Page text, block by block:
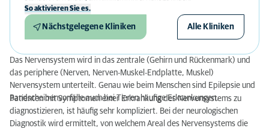
So aktivieren Sie es.
Nächstgelegene Kliniken Alle Kliniken
Das Nervensystem wird in das zentrale (Gehirn und Rückenmark) und
das periphere (Nerven, Nerven-Muskel-Endplatte, Muskel)
Nervensystem unterteilt. Genau wie beim Menschen sind Epilepsie und
Bandscheibenvorfälle auch bei Tieren häufige Erkrankungen.
Patienten mit Symptomen einer Erkrankung des Nervensystems zu
diagnostizieren, ist häufig sehr kompliziert. Bei der neurologischen
Diagnostik wird ermittelt, von welchem Areal des Nervensystems die